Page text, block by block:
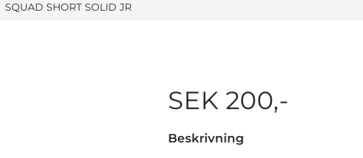
SQUAD SHORT SOLID JR
SEK 200,-
Beskrivning